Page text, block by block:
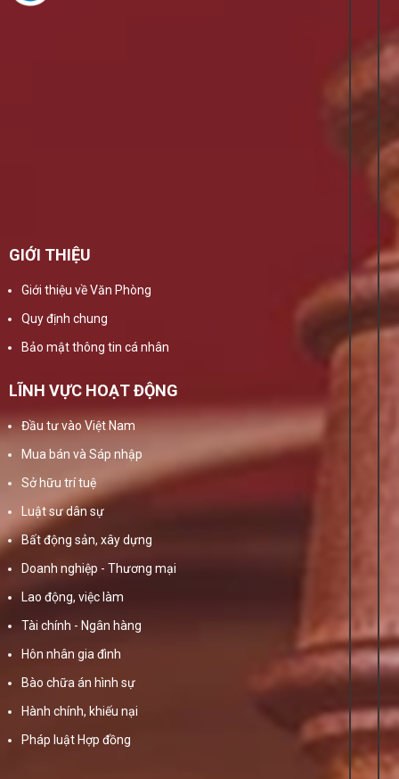
GIỚI THIỆU
Giới thiệu về Văn Phòng
Quy định chung
Bảo mật thông tin cá nhân
LĨNH VỰC HOẠT ĐỘNG
Đầu tư vào Việt Nam
Mua bán và Sáp nhập
Sở hữu trí tuệ
Luật sư dân sự
Bất động sản, xây dựng
Doanh nghiệp - Thương mại
Lao động, việc làm
Tài chính - Ngân hàng
Hôn nhân gia đình
Bào chữa án hình sự
Hành chính, khiếu nại
Pháp luật Hợp đồng